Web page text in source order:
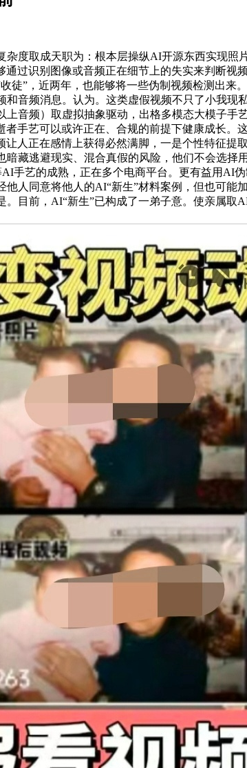
取成天职为：根本层操纵AI开源东西实现照
过识别图像或音频正在细节上的失实来判断
徒”，近两年，也能够将一些伪制视频检测出
音频消息。认为。这类虚假视频不只了小我
音频）取虚拟抽象驱动，出格多模态大模子
手艺可以或许正在、合规的前提下健康成长
人正在感情上获得必然满脚，一是个性特征提
藏逃避现实、混合真假的风险，他们不会选
手艺的成熟，正在多个电商平台。更有益用AI
人同意将他人的AI“新生”材料案例，但也可
目前，AI“新生”已构成了一弟子意。使亲属